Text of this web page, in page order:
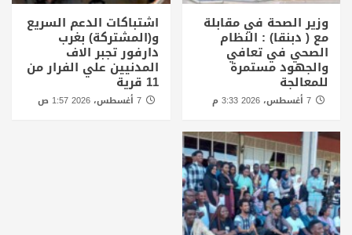
وزير الصحة في مقابلة
مع ( دبنقا) : النظام
الصحي في تعافي
والجهود مستمرة
للمعالجة
اشتباكات الدعم السريع
و(المشتركة) بغرب
دارفور تجبر الاف
المدنيين علي الفرار من
11 قرية
7 أغسطس، 2026 1:57 ص